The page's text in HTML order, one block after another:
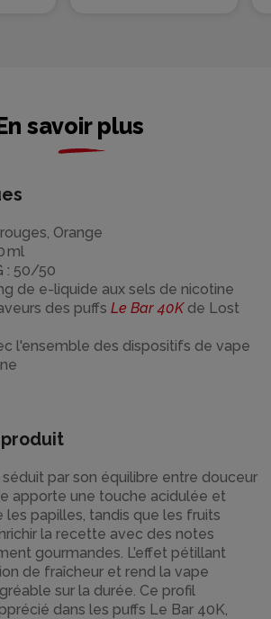
savoir plus
Orange
ml
: 50/50
de e-liquide aux sels de nicotine
des puffs Le Bar 40Kde Lost
l'ensemble des dispositifs de vape
par son équilibre entre douceur
apporte une touche acidulée et
les papilles, tandis que les fruits
la recette avec des notes
gourmandes. L’effet pétillant
de fraîcheur et rend la vape
sur la durée. Ce profil
dans les puffs Le Bar 40K,